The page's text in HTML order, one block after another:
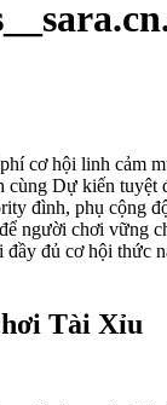
cơ hội linh cảm
cùng Dự kiến
đình, phụ cộng
người chơi vững
đầy đủ cơ hội thức
Tài Xỉu